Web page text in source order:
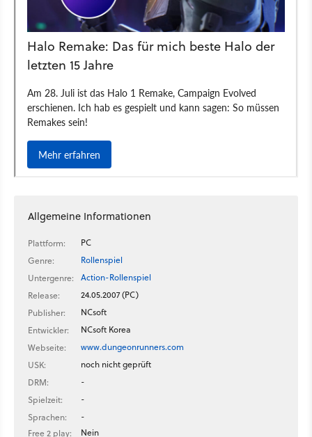
Allgemeine Informationen
Plattform:
PC
Genre:
Rollenspiel
Untergenre:
Action-Rollenspiel
Release:
24.05.2007 (PC)
Publisher:
NCsoft
Entwickler:
NCsoft Korea
Webseite:
www.dungeonrunners.com
USK:
noch nicht geprüft
DRM:
-
Spielzeit:
-
Sprachen:
-
Free 2 play:
Nein